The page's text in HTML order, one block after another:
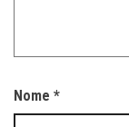
Nome *